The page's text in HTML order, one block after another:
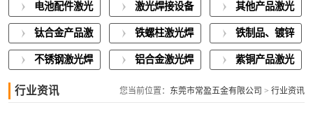
电池配件激光
焊接
激光焊接设备
展示
其他产品激光
焊接
钛合金产品激
光焊接
铁螺柱激光焊
接加工
铁制品、镀锌
板激光焊接
不锈钢激光焊
铝合金激光焊
紫铜产品激光
行业资讯 您当前位置： 东莞市常盈五金有限公司 > 行业资讯
接
激光焊接设备展
示
其他产品激光焊